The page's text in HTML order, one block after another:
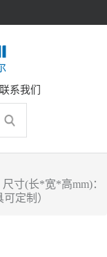
联系我们
寸(长*宽*高mm)：
定制）